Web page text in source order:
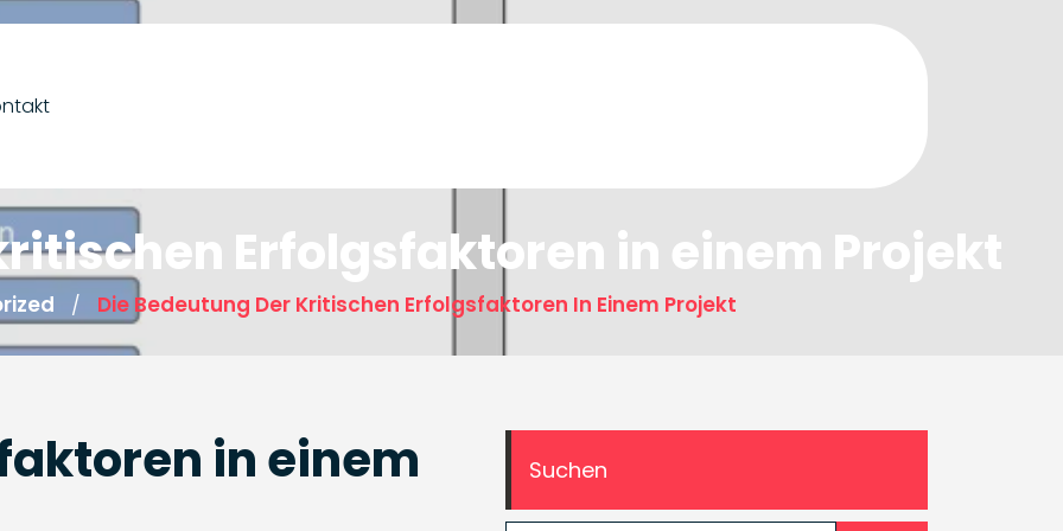
Erfolgsfaktoren in einem Projekt
/ Die Bedeutung Der Kritischen Erfolgsfaktoren In Einem Projekt
in einem
Suchen